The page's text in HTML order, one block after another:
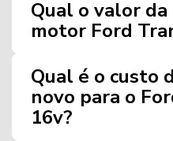
Qual o valor
motor Ford
Qual é o custo
novo para o
16v?